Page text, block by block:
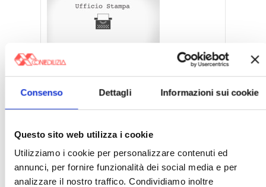
Consenso Dettagli Informazioni sui cookie
Questo sito web utilizza i cookie
Utilizziamo i cookie per personalizzare contenuti ed
annunci, per fornire funzionalità dei social media e per
analizzare il nostro traffico. Condividiamo inoltre
Confedilizia, incontro con il Viceministro Leo
APPROFONDIMENTI
Rassegna Stampa Confedilizia
NEWSLETTER Confedilizia